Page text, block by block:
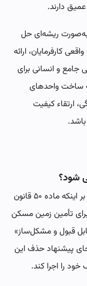
دارند.
به‌صورت ریشه‌ای حل
کارفرمایان، ارائه
و انسانی برای
ساخت واحدهای
ارتقاء کیفیت
عضو کمیسیون عمران مجلس شورای اسلامی، با تأکید بر اینکه ماده ۵۰ قانون
تأمین زمین مسکن
قبول و مشکل‌ساز»
پیشنهاد حذف این
را اجرا کند.